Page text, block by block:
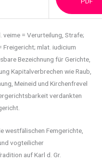
veime = Verurteilung, Strafe;
Freigericht; mlat. iudicium
Bezeichnung für Gerichte,
Kapitalverbrechen wie Raub,
Meineid und Kirchenfrevel
verdankten
westfälischen Femgerichte,
vogteilicher
auf Karl d. Gr.